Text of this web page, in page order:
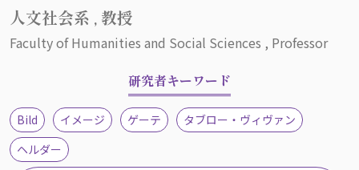
人文社会系 , 教授
Faculty of Humanities and Social Sciences , Professor
研究者キーワード
Bild イメージ ゲーテ
タブロー・ヴィヴァン
ヘルダー